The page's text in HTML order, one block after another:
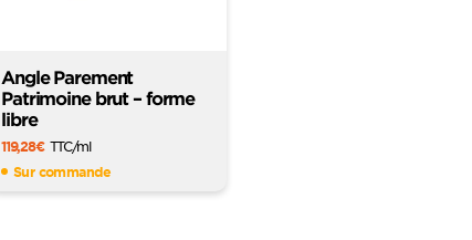
Angle Parement
Patrimoine brut – forme
libre
119,28€ TTC/ml
Sur commande